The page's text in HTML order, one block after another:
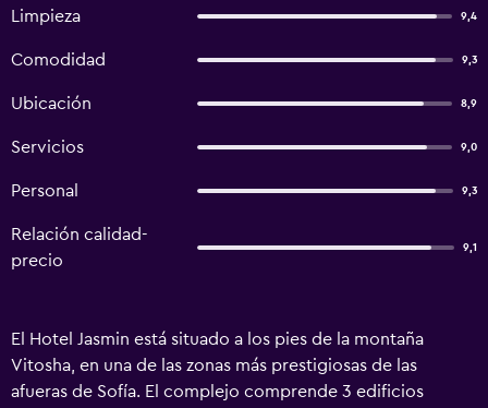
Limpieza 9,4
Comodidad 9,3
Ubicación 8,9
Servicios 9,0
Personal 9,3
Relación calidad-
precio
9,1
El Hotel Jasmin está situado a los pies de la montaña
Vitosha, en una de las zonas más prestigiosas de las
afueras de Sofía. El complejo comprende 3 edificios